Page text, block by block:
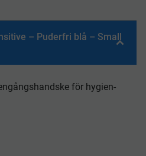
– Puderfri blå – Small
för hygien-